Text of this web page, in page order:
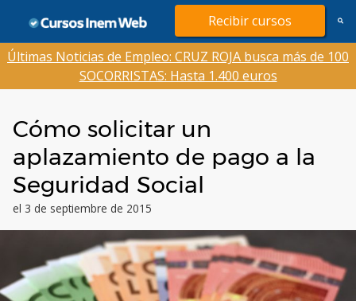
contenido
Recibir cursos
Últimas Noticias de Empleo: CRUZ ROJA busca más de 100
SOCORRISTAS: Hasta 1.400 euros
Cómo solicitar un
aplazamiento de pago a la
Seguridad Social
el 3 de septiembre de 2015